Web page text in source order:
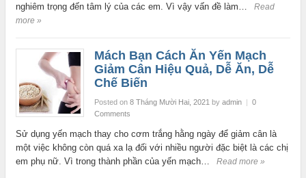
nghiêm trọng đến tâm lý của các em. Vì vậy vấn đề làm…
Read
more »
Mách Bạn Cách Ăn Yến Mạch
Giảm Cân Hiệu Quả, Dễ Ăn, Dễ
Chế Biến
Posted on 8 Tháng Mười Hai, 2021 by admin | 0
Comments
Sử dụng yến mạch thay cho cơm trắng hằng ngày để giảm cân là
một việc không còn quá xa lạ đối với nhiều người đặc biệt là các chị
em phụ nữ. Vì trong thành phần của yến mạch…
Read more »